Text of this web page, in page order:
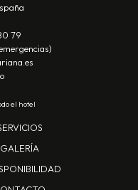
79
el hotel
GALERÍA